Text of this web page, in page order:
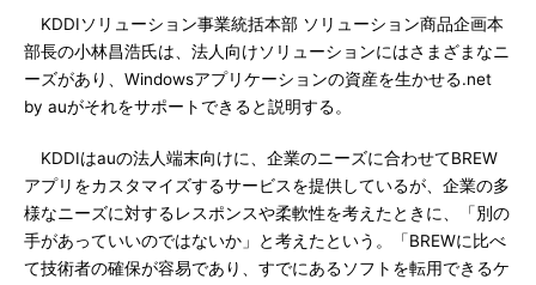
KDDIソリューション事業統括本部 ソリューション商品企画本
部長の小林昌浩氏は、法人向けソリューションにはさまざまなニ
ーズがあり、Windowsアプリケーションの資産を生かせる.net
by auがそれをサポートできると説明する。
KDDIはauの法人端末向けに、企業のニーズに合わせてBREW
アプリをカスタマイズするサービスを提供しているが、企業の多
様なニーズに対するレスポンスや柔軟性を考えたときに、「別の
手があっていいのではないか」と考えたという。「BREWに比べ
て技術者の確保が容易であり、すでにあるソフトを転用できるケ